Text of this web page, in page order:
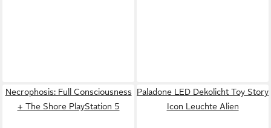
Necrophosis: Full Consciousness
+ The Shore PlayStation 5
Paladone LED Dekolicht Toy Story
Icon Leuchte Alien